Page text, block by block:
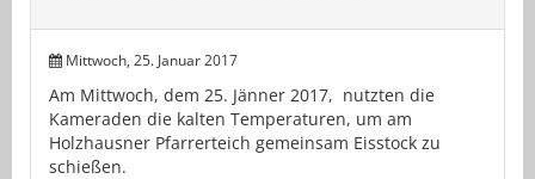
Mittwoch, 25. Januar 2017
Am Mittwoch, dem 25. Jänner 2017, nutzten die
Kameraden die kalten Temperaturen, um am
Holzhausner Pfarrerteich gemeinsam Eisstock zu
schießen.